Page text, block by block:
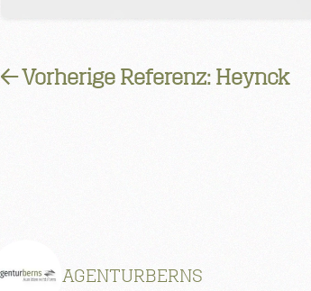
← Vorherige Referenz: Heynck
AGENTURBERNS